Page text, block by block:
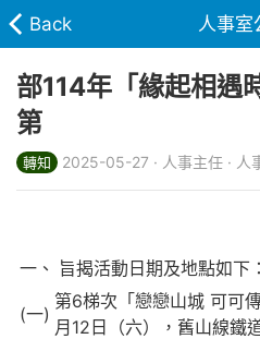
Back 人事室
部114年「緣起相遇
第
轉知 2025-05-27 · 人事主任 · 人
一、 旨揭活動日期及地點如下：
(一)
第6梯次「戀戀山城 可可
月12日（六），舊山線鐵